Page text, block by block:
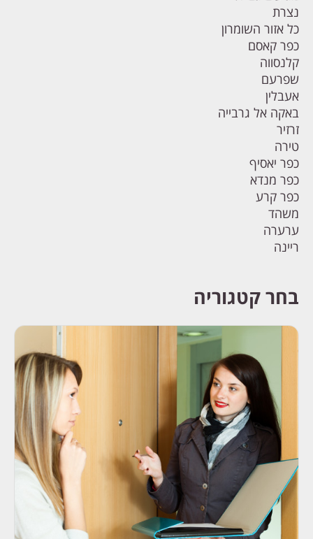
נצרת
כל אזור השומרון
כפר קאסם
קלנסווה
שפרעם
אעבלין
באקה אל גרבייה
זרזיר
טירה
כפר יאסיף
כפר מנדא
כפר קרע
משהד
ערערה
ריינה
בחר קטגוריה